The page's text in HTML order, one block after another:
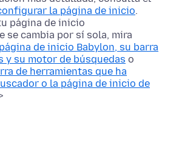
la página de inicio.
página de inicio
se cambia por sí sola, mira
de inicio Babylon, su barra
y su motor de búsquedas o
de herramientas que ha
o la página de inicio de